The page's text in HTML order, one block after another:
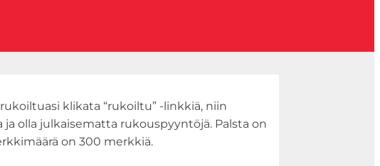
klikata “rukoiltu” -linkkiä, niin
olla julkaisematta rukouspyyntöjä. Palsta on
on 300 merkkiä.